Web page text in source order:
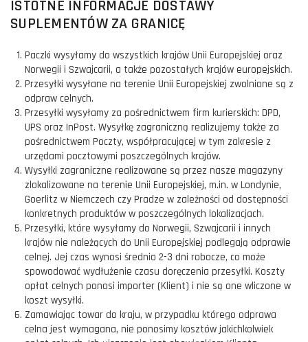
ISTOTNE INFORMACJE DOSTAWY
SUPLEMENTÓW ZA GRANICĘ
Paczki wysyłamy do wszystkich krajów Unii Europejskiej oraz
Norwegii i Szwajcarii, a także pozostałych krajów europejskich.
Przesyłki wysyłane na terenie Unii Europejskiej zwolnione są z
odpraw celnych.
Przesyłki wysyłamy za pośrednictwem firm kurierskich: DPD,
UPS oraz InPost. Wysyłkę zagraniczną realizujemy także za
pośrednictwem Poczty, współpracującej w tym zakresie z
urzędami pocztowymi poszczególnych krajów.
Wysyłki zagraniczne realizowane są przez nasze magazyny
zlokalizowane na terenie Unii Europejskiej, m.in. w Londynie,
Goerlitz w Niemczech czy Pradze w zależności od dostępności
konkretnych produktów w poszczególnych lokalizacjach.
Przesyłki, które wysyłamy do Norwegii, Szwajcarii i innych
krajów nie należących do Unii Europejskiej podlegają odprawie
celnej. Jej czas wynosi średnio 2-3 dni robocze, co może
spowodować wydłużenie czasu doręczenia przesyłki. Koszty
opłat celnych ponosi importer (Klient) i nie są one wliczone w
koszt wysyłki.
Zamawiając towar do kraju, w przypadku którego odprawa
celna jest wymagana, nie ponosimy kosztów jakichkolwiek